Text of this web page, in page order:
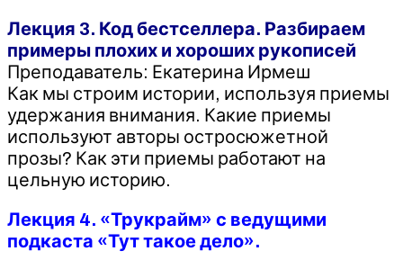
Лекция 3. Код бестселлера. Разбираем
примеры плохих и хороших рукописей
Преподаватель: Екатерина Ирмеш
Как мы строим истории, используя приемы
удержания внимания. Какие приемы
используют авторы остросюжетной
прозы? Как эти приемы работают на
цельную историю.
Лекция 4. «Трукрайм» с ведущими
подкаста «Тут такое дело».